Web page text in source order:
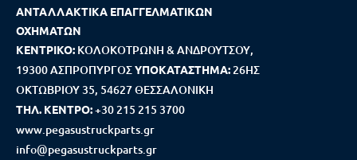
ΑΝΤΑΛΛΑΚΤΙΚΑ ΕΠΑΓΓΕΛΜΑΤΙΚΩΝ
ΟΧΗΜΑΤΩΝ
ΚΕΝΤΡΙΚΟ: ΚΟΛΟΚΟΤΡΩΝΗ & ΑΝΔΡΟΥΤΣΟΥ,
19300 ΑΣΠΡΟΠΥΡΓΟΣΥΠΟΚΑΤΑΣΤΗΜΑ: 26ΗΣ
ΟΚΤΩΒΡΙΟΥ 35, 54627 ΘΕΣΣΑΛΟΝΙΚΗ
ΤΗΛ. ΚΕΝΤΡΟ:+30 215 215 3700
www.pegasustruckparts.gr
info@pegasustruckparts.gr